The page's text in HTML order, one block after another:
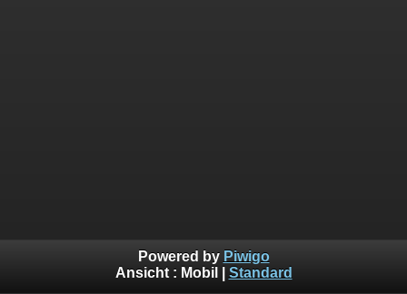
Powered by Piwigo
Ansicht : Mobil Standard